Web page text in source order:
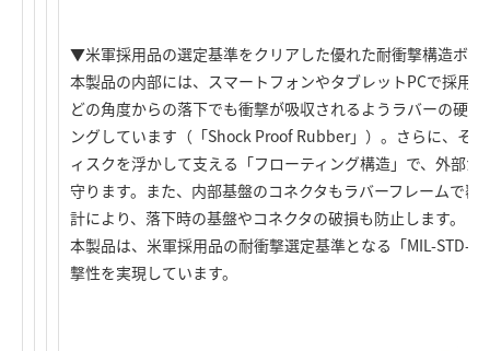
▼米軍採用品の選定基準をクリアした優れた耐衝撃構造ボデ
本製品の内部には、スマートフォンやタブレットPCで採用
どの角度からの落下でも衝撃が吸収されるようラバーの硬
ングしています（「Shock Proof Rubber」）。さらに、そ
ィスクを浮かして支える「フローティング構造」で、外部
守ります。また、内部基盤のコネクタもラバーフレームで
計により、落下時の基盤やコネクタの破損も防止します。
本製品は、米軍採用品の耐衝撃選定基準となる「MIL-STD-
撃性を実現しています。